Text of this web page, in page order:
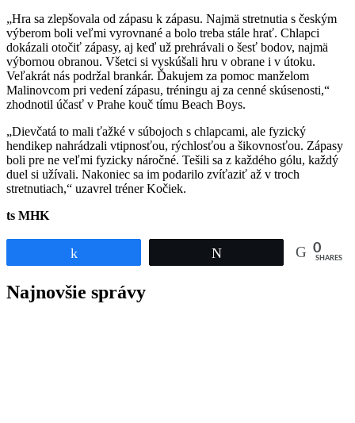
„Hra sa zlepšovala od zápasu k zápasu. Najmä stretnutia s českým
výberom boli veľmi vyrovnané a bolo treba stále hrať. Chlapci
dokázali otočiť zápasy, aj keď už prehrávali o šesť bodov, najmä
výbornou obranou. Všetci si vyskúšali hru v obrane i v útoku.
Veľakrát nás podržal brankár. Ďakujem za pomoc manželom
Malinovcom pri vedení zápasu, tréningu aj za cenné skúsenosti,“
zhodnotil účasť v Prahe kouč tímu Beach Boys.
„Dievčatá to mali ťažké v súbojoch s chlapcami, ale fyzický
hendikep nahrádzali vtipnosťou, rýchlosťou a šikovnosťou. Zápasy
boli pre ne veľmi fyzicky náročné. Tešili sa z každého gólu, každý
duel si užívali. Nakoniec sa im podarilo zvíťaziť až v troch
stretnutiach,“ uzavrel tréner Kočiek.
ts MHK
0
SHARES
Najnovšie správy